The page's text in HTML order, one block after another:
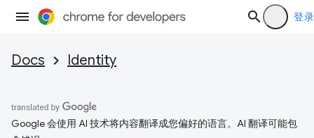
登录
Docs Identity
Google 会使用 AI 技术将内容翻译成您偏好的语言。AI 翻译可能包